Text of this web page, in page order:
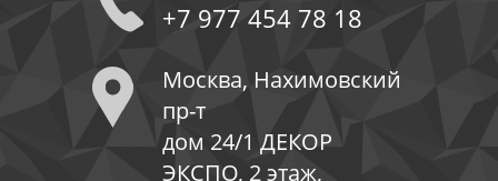
+7 977 454 78 18
Москва, Нахимовский
пр-т
дом 24/1 ДЕКОР
ЭКСПО, 2 этаж,